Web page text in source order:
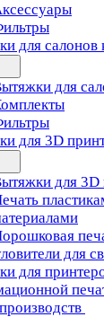
для салонов
для
для 3D
для 3D
для
для